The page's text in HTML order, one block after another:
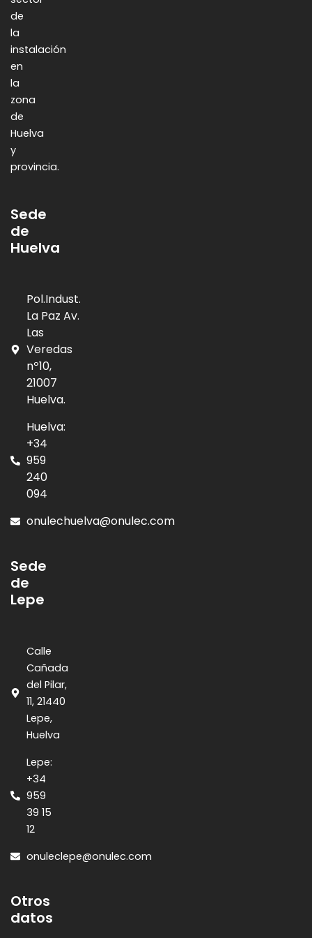
de
la
instalación
en
la
zona
de
Huelva
y
provincia.
Sede
de
Huelva
Pol.Indust.
La Paz Av.
Las
Veredas
nº10,
21007
Huelva.
Huelva:
+34
959
240
094
onulechuelva@onulec.com
Sede
de
Lepe
Calle
Cañada
del Pilar,
11, 21440
Lepe,
Huelva
Lepe:
+34
959
39 15
12
onuleclepe@onulec.com
Otros
datos